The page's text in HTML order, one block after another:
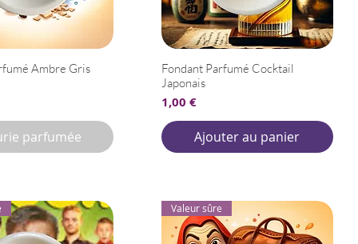
Ambre Gris
parfumée
Fondant Parfumé Cocktail
Japonais
Prix
1,00 €
Ajouter au panier
Valeur sûre